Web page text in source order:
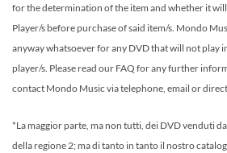
for the determination of the item and whether it
Player/s before purchase of said item/s. Mondo
anyway whatsoever for any DVD that will not play
player/s. Please read our FAQ for any further
contact Mondo Music via telephone, email or
*La maggior parte, ma non tutti, dei DVD venduti
della regione 2; ma di tanto in tanto il nostro